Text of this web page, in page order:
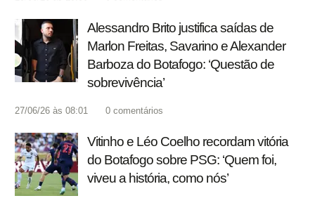
Alessandro Brito justifica saídas de
Marlon Freitas, Savarino e Alexander
Barboza do Botafogo: ‘Questão de
sobrevivência’
27/06/26 às 08:01 0 comentários
Vitinho e Léo Coelho recordam vitória
do Botafogo sobre PSG: ‘Quem foi,
viveu a história, como nós’